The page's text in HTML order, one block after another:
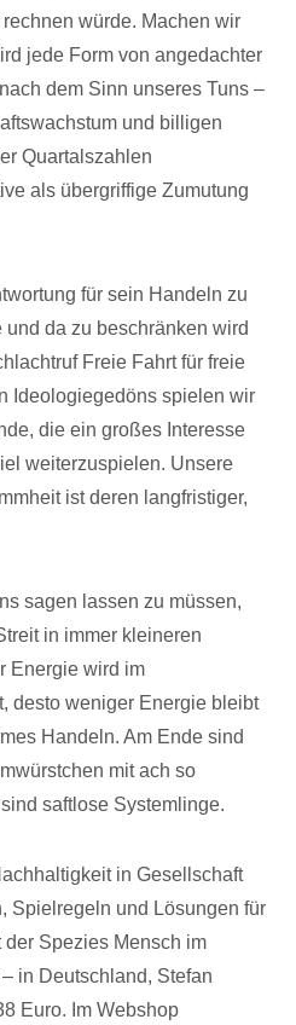
würde. Machen wir
jede Form von angedachter
dem Sinn unseres Tuns –
und billigen
Quartalszahlen
als übergriffige Zumutung
für sein Handeln zu
da zu beschränken wird
Freie Fahrt für freie
Ideologiegedöns spielen wir
die ein großes Interesse
weiterzuspielen. Unsere
ist deren langfristiger,
sagen lassen zu müssen,
in immer kleineren
Energie wird im
desto weniger Energie bleibt
Handeln. Am Ende sind
mit ach so
saftlose Systemlinge.
in Gesellschaft
Spielregeln und Lösungen für
Spezies Mensch im
in Deutschland, Stefan
Euro. Im Webshop